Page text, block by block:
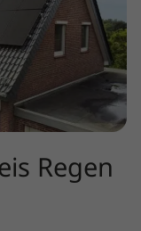
Regen